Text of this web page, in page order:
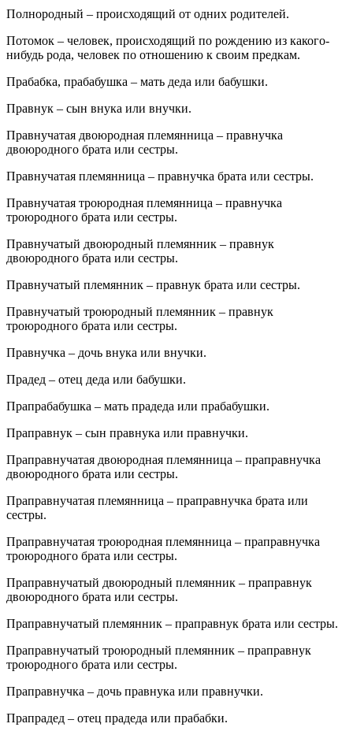
Полнородный – происходящий от одних родителей.
Потомок – человек, происходящий по рождению из какого-
нибудь рода, человек по отношению к своим предкам.
Прабабка, прабабушка – мать деда или бабушки.
Правнук – сын внука или внучки.
Правнучатая двоюродная племянница – правнучка
двоюродного брата или сестры.
Правнучатая племянница – правнучка брата или сестры.
Правнучатая троюродная племянница – правнучка
троюродного брата или сестры.
Правнучатый двоюродный племянник – правнук
двоюродного брата или сестры.
Правнучатый племянник – правнук брата или сестры.
Правнучатый троюродный племянник – правнук
троюродного брата или сестры.
Правнучка – дочь внука или внучки.
Прадед – отец деда или бабушки.
Прапрабабушка – мать прадеда или прабабушки.
Праправнук – сын правнука или правнучки.
Праправнучатая двоюродная племянница – праправнучка
двоюродного брата или сестры.
Праправнучатая племянница – праправнучка брата или
сестры.
Праправнучатая троюродная племянница – праправнучка
троюродного брата или сестры.
Праправнучатый двоюродный племянник – праправнук
двоюродного брата или сестры.
Праправнучатый племянник – праправнук брата или сестры.
Праправнучатый троюродный племянник – праправнук
троюродного брата или сестры.
Праправнучка – дочь правнука или правнучки.
Прапрадед – отец прадеда или прабабки.